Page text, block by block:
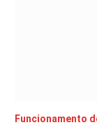
Funcionamento